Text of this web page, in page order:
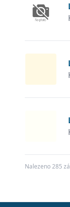
Nalezeno 285